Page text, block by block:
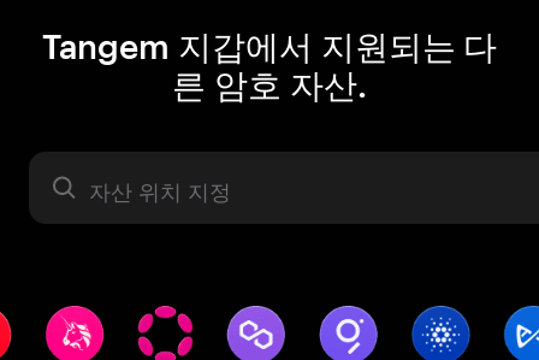
Tangem 지갑에서 지원되는 다
른 암호 자산.
자산 라벨